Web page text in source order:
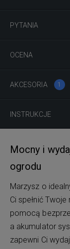
PYTANIA
OCENA
AKCESORIA 1
INSTRUKCJE
Mocny i
ogrodu
Marzysz o
Ci spełnić
pomocą
a akumulator
zapewni Ci